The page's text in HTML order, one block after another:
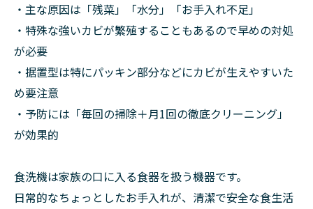
・主な原因は「残菜」「水分」「お手入れ不足」
・特殊な強いカビが繁殖することもあるので早めの対処
が必要
・据置型は特にパッキン部分などにカビが生えやすいた
め要注意
・予防には「毎回の掃除＋月1回の徹底クリーニング」
が効果的
食洗機は家族の口に入る食器を扱う機器です。
日常的なちょっとしたお手入れが、清潔で安全な食生活